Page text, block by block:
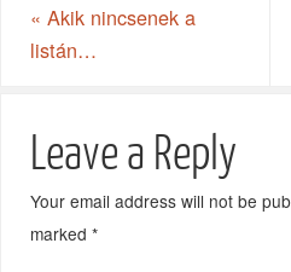
« Akik nincsenek a
listán…
Leave a Reply
Your email address will not be
marked*